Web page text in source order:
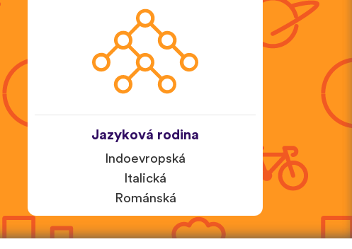
Jazyková rodina
Indoevropská
Italická
Románská